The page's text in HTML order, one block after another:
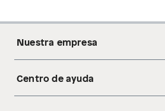
Nuestra empresa
Acerca de nosotros
Centro de ayuda